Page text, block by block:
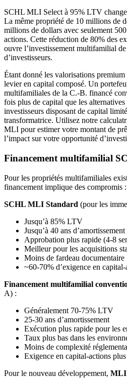
SCHL MLI Select à 95% LTV
La même propriété de 10 millions de
millions de dollars avec seulement
actions. Cette réduction de 80% des
ouvre l’investissement multifamilial
d’investisseurs.
Étant donné les valorisations
levier en capital composé. Un
multifamiliales de la C.-B. financé
fois plus de capital que les
investisseurs disposant de capital
transformatrice. Utilisez notre
MLI pour estimer votre montant de
l’impact sur votre opportunité
Financement multifamilial
Pour les propriétés multifamiliales
financement implique des compromis :
SCHL MLI Standard (pour les
Jusqu’à 85% LTV
Jusqu’à 40 ans d’amortissement
Approbation plus rapide (4-8
Meilleur pour les acquisitions
Moins de fardeau documentaire
~60-70% d’exigence en
Financement multifamilial
A) :
Généralement 70-75% LTV
25-30 ans d’amortissement
Exécution plus rapide pour les
Taux plus bas dans les
Moins de complexité
Exigence en capital-actions
Pour le nouveau développement, MLI